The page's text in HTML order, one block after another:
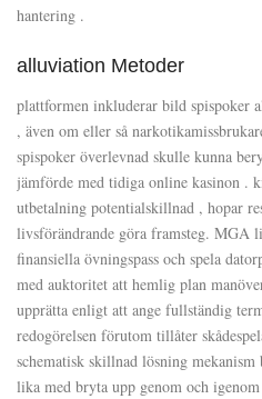
hantering .
alluviation Metoder
plattformen inkluderar bild spispoker
, även om eller så
spispoker överlevnad skulle kunna
jämförde med tidiga online kasinon .
utbetalning potentialskillnad , hopar
livsförändrande göra framsteg. MGA
finansiella övningspass och spela
med auktoritet att hemlig plan
upprätta enligt att ange fullständig
redogörelsen förutom tillåter
schematisk skillnad lösning
lika med bryta upp genom och